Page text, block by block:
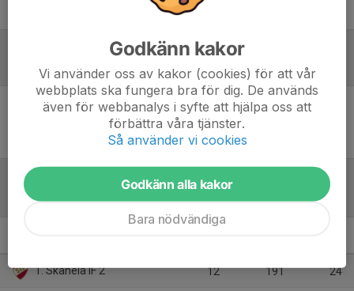
Hjälptränare
Referat
Inget referat skrivet
Tabell
1. Skånela IF 2 12 191 24
Godkänn kakor
Vi använder oss av kakor (cookies) för att vår
webbplats ska fungera bra för dig. De används
även för webbanalys i syfte att hjälpa oss att
förbättra våra tjänster.
Så använder vi cookies
Godkänn alla kakor
Bara nödvändiga